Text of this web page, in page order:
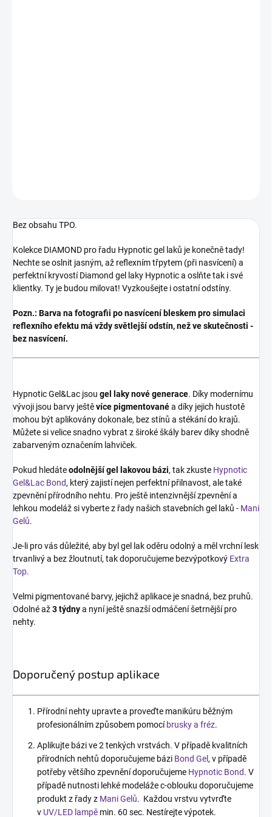
Bez obsahu TPO.
Kolekce DIAMOND pro řadu Hypnotic gel laků je konečně tady!
Nechte se oslnit jasným, až reflexním třpytem (při nasvícení) a
perfektní kryvostí Diamond gel laky Hypnotic a oslňte tak i své
klientky. Ty je budou milovat! Vyzkoušejte i ostatní odstíny.
Pozn.: Barva na fotografii po nasvícení bleskem pro simulaci
reflexního efektu má vždy světlejší odstín, než ve skutečnosti -
bez nasvícení.
Hypnotic Gel&Lac jsou gel lakynové generace. Díky modernímu
vývoji jsou barvy ještěvíce pigmentovanéa díky jejich hustotě
mohou být aplikovány dokonale, bez stínů a stékání do krajů.
Můžete si velice snadno vybrat z široké škály barev díky shodně
zabarveným označením lahviček.
Pokud hledáteodolnější gel lakovou bázi, tak zkuste Hypnotic
Gel&Lac Bond, který zajistí nejen perfektní přilnavost, ale také
zpevnění přírodního nehtu. Pro ještě intenzivnější zpevnění a
lehkou modeláž si vyberte z řady našich stavebních gel laků - Mani
Gelů.
Je-li pro vás důležité, aby byl gel lak oděru odolný a měl vrchní lesk
trvanlivý a bez žloutnutí, tak doporučujeme bezvýpotkový Extra
Top.
Velmi pigmentované barvy, jejichž aplikace je snadná, bez pruhů.
Odolné až3 týdnya nyní ještě snazší odmáčení šetrnější pro
nehty.
Doporučený postup aplikace
Přírodní nehty upravte a proveďte manikúru běžným
profesionálním způsobem pomocí brusky a fréz.
Aplikujte bázi ve 2 tenkých vrstvách. V případě kvalitních
přírodních nehtů doporučujeme bázi Bond Gel, v případě
potřeby většího zpevnění doporučujeme Hypnotic Bond. V
případě nutnosti lehké modeláže c-oblouku doporučujeme
produkt z řady z Mani Gelů. Každou vrstvu vytvrďte
v UV/LED lampě min. 60 sec. Nestírejte výpotek.